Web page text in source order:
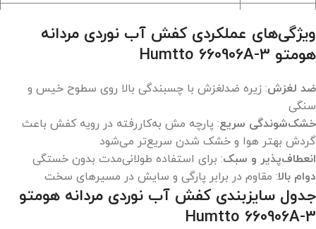
زیره
چسبندگی بالا
سیستم
وزن هر لنگه
کفش
حدود 340 گرم (در سایز 42)
قابلیت
شست‌وشو
دارد، با آب سرد و بدون مواد شوینده قوی
ویژگی‌های عملکردی کفش آب نوردی مردانه
هومتو Humtto 660906A-3
ضد لغزش: زیره ضدلغزش با چسبندگی بالا روی سطوح خیس و
سنگی
خشک‌شوندگی سریع: پارچه مش به‌کاررفته در رویه کفش باعث
گردش بهتر هوا و خشک شدن سریع‌تر می‌شود
انعطاف‌پذیر و سبک: برای استفاده طولانی‌مدت بدون خستگی
دوام بالا: مقاوم در برابر پارگی و سایش در مسیرهای سخت
جدول سایزبندی کفش آب نوردی مردانه هومتو
Humtto 660906A-3